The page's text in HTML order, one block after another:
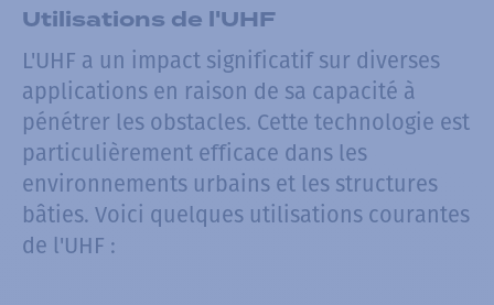
Utilisations de l'UHF
L'UHF a un impact significatif sur diverses
applications en raison de sa capacité à
pénétrer les obstacles. Cette technologie est
particulièrement efficace dans les
environnements urbains et les structures
bâties. Voici quelques utilisations courantes
de l'UHF :